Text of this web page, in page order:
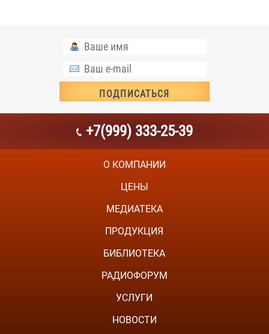
+7(999) 333-25-39
О КОМПАНИИ
ЦЕНЫ
МЕДИАТЕКА
ПРОДУКЦИЯ
БИБЛИОТЕКА
РАДИОФОРУМ
УСЛУГИ
НОВОСТИ